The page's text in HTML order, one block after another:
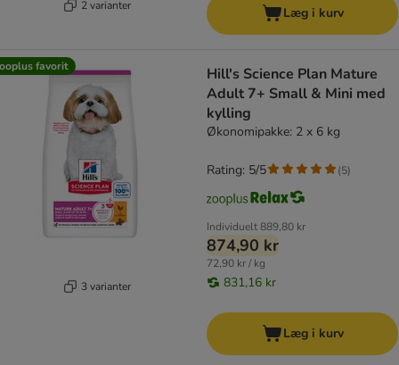
2 varianter Læg i kurv
favorit
3 varianter
Hill's Science Plan Mature
Adult 7+ Small & Mini med
kylling
Økonomipakke: 2 x 6 kg
Individuelt889,80 kr
874,90 kr
72,90 kr / kg
831,16 kr
Rating: 5/5 (5)
Læg i kurv